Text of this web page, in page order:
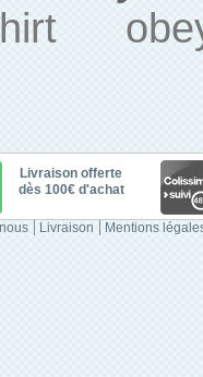
Livraison offerte
dès 100€ d'achat
Livraison Mentions